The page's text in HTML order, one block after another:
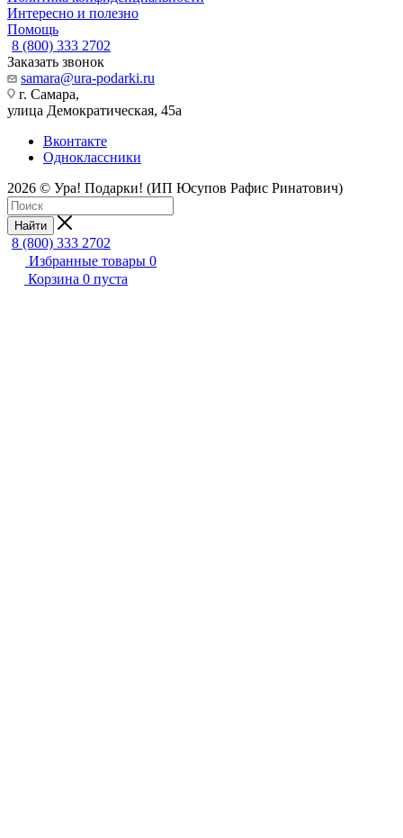
Интересно и полезно
Помощь
8 (800) 333 2702
Заказать звонок
samara@ura-podarki.ru
г. Самара,
улица Демократическая, 45а
Вконтакте
Одноклассники
2026 © Ура! Подарки! (ИП Юсупов Рафис Ринатович)
Найти
8 (800) 333 2702
Избранные товары 0
Корзина 0 пуста